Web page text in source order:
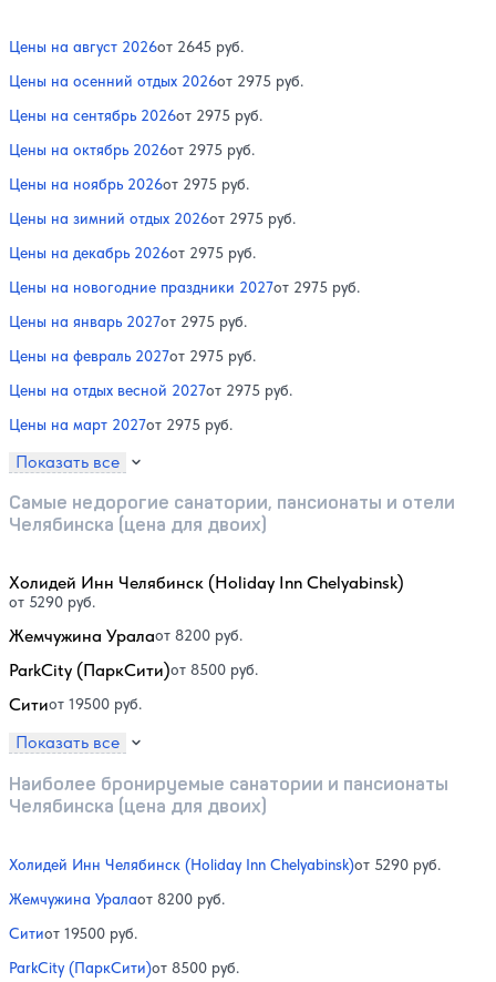
Цены на август 2026от 2645 руб.
Цены на осенний отдых 2026от 2975 руб.
Цены на сентябрь 2026от 2975 руб.
Цены на октябрь 2026от 2975 руб.
Цены на ноябрь 2026от 2975 руб.
Цены на зимний отдых 2026от 2975 руб.
Цены на декабрь 2026от 2975 руб.
Цены на новогодние праздники 2027от 2975 руб.
Цены на январь 2027от 2975 руб.
Цены на февраль 2027от 2975 руб.
Цены на отдых весной 2027от 2975 руб.
Цены на март 2027от 2975 руб.
Показать все
Самые недорогие санатории, пансионаты и отели
Челябинска (цена для двоих)
Холидей Инн Челябинск (Holiday Inn Chelyabinsk)
от 5290 руб.
Жемчужина Уралаот 8200 руб.
ParkCity (ПаркСити)от 8500 руб.
Ситиот 19500 руб.
Показать все
Наиболее бронируемые санатории и пансионаты
Челябинска (цена для двоих)
Холидей Инн Челябинск (Holiday Inn Chelyabinsk)от 5290 руб.
Жемчужина Уралаот 8200 руб.
Ситиот 19500 руб.
ParkCity (ПаркСити)от 8500 руб.